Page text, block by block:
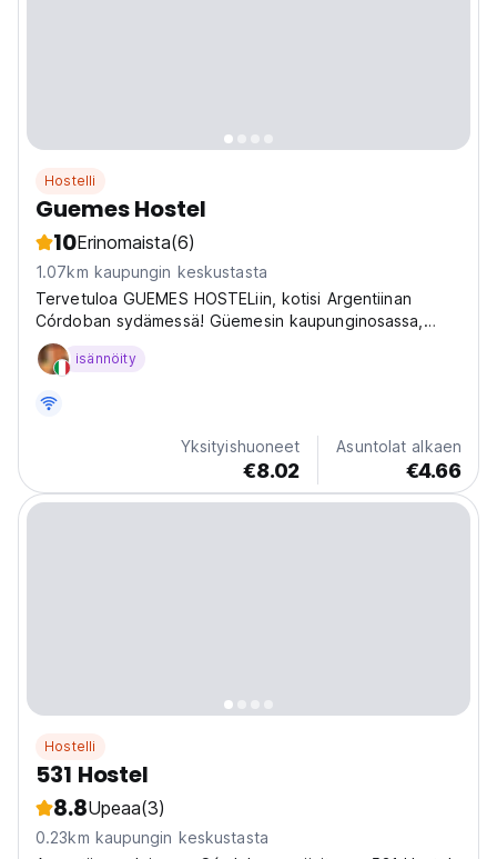
Hostelli
Guemes Hostel
10Erinomaista(6)
1.07km kaupungin keskustasta
Tervetuloa GUEMES HOSTELiin, kotisi Argentiinan
Córdoban sydämessä! Güemesin kaupunginosassa,
viehättävällä Simón Bolívar -kadulla 613, sinua odottaa
tila, joka on suunniteltu kokemaan kaupunki kuin
ainutlaatuisen...
isännöity
Yksityishuoneet
€8.02
Asuntolat alkaen
€4.66
Hostelli
531 Hostel
8.8Upeaa(3)
0.23km kaupungin keskustasta